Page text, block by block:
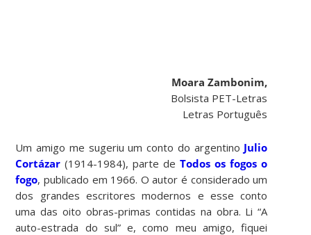
Moara Zambonim,
Bolsista PET-Letras
Letras Português
Um amigo me sugeriu um conto do argentino Julio
Cortázar (1914-1984), parte deTodos os fogos o
fogo, publicado em 1966. O autor é considerado um
dos grandes escritores modernos e esse conto
uma das oito obras-primas contidas na obra. Li “A
auto-estrada do sul” e, como meu amigo, fiquei